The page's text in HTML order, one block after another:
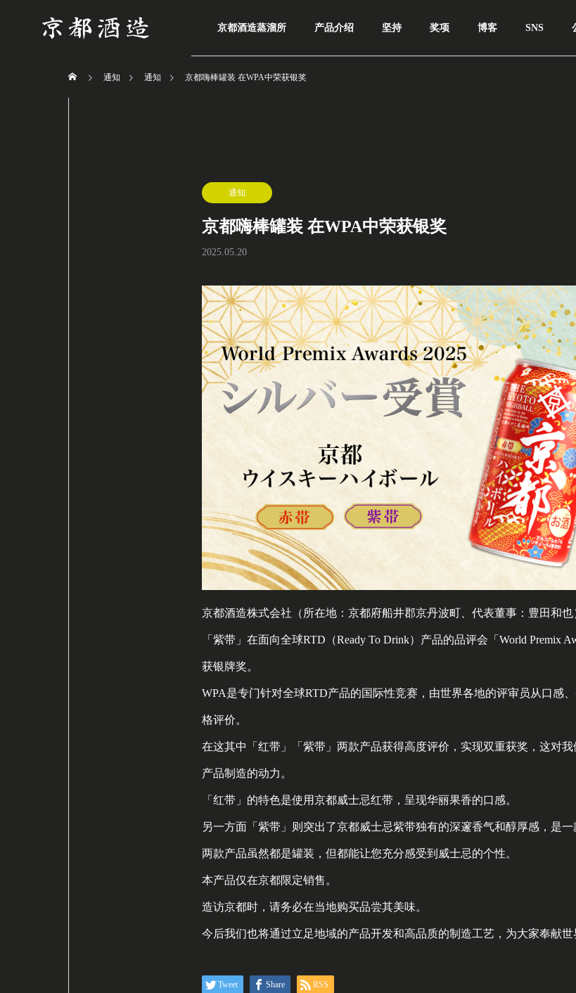
京都酒造蒸溜所 产品介绍 坚持 奖项 博客 SNS
通知 通知 京都嗨棒罐装 在WPA中荣获银奖
通知
京都嗨棒罐装 在WPA中荣获银奖
2025.05.20
京都酒造株式会社（所在地：京都府船井郡京丹波町、代表董事：豊田和
「紫带」在面向全球RTD（Ready To Drink）产品的品评会「World Premix
获银牌奖。
WPA是专门针对全球RTD产品的国际性竞赛，由世界各地的评审员从口感
格评价。
在这其中「红带」「紫带」两款产品获得高度评价，实现双重获奖，这对
产品制造的动力。
「红带」的特色是使用京都威士忌红带，呈现华丽果香的口感。
另一方面「紫带」则突出了京都威士忌紫带独有的深邃香气和醇厚感，是一
两款产品虽然都是罐装，但都能让您充分感受到威士忌的个性。
本产品仅在京都限定销售。
造访京都时，请务必在当地购买品尝其美味。
今后我们也将通过立足地域的产品开发和高品质的制造工艺，为大家奉献世
Tweet Share RSS